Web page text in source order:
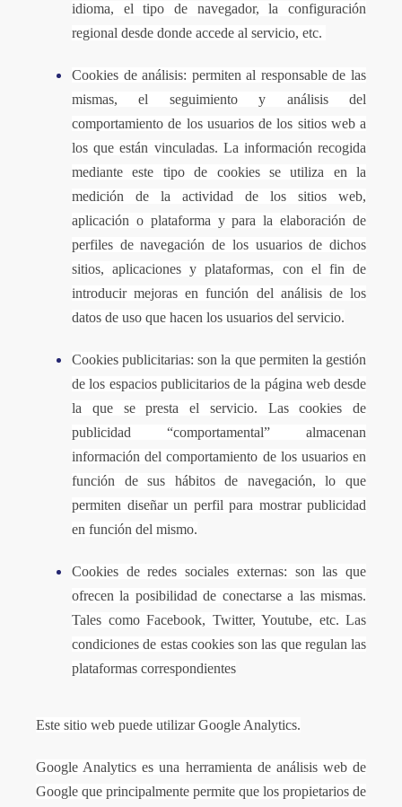
idioma, el tipo de navegador, la configuración
regional desde donde accede al servicio, etc.
Cookies de análisis: permiten al responsable de las
mismas, el seguimiento y análisis del
comportamiento de los usuarios de los sitios web a
los que están vinculadas. La información recogida
mediante este tipo de cookies se utiliza en la
medición de la actividad de los sitios web,
aplicación o plataforma y para la elaboración de
perfiles de navegación de los usuarios de dichos
sitios, aplicaciones y plataformas, con el fin de
introducir mejoras en función del análisis de los
datos de uso que hacen los usuarios del servicio.
Cookies publicitarias: son la que permiten la gestión
de los espacios publicitarios de la página web desde
la que se presta el servicio. Las cookies de
publicidad “comportamental” almacenan
información del comportamiento de los usuarios en
función de sus hábitos de navegación, lo que
permiten diseñar un perfil para mostrar publicidad
en función del mismo.
Cookies de redes sociales externas: son las que
ofrecen la posibilidad de conectarse a las mismas.
Tales como Facebook, Twitter, Youtube, etc. Las
condiciones de estas cookies son las que regulan las
plataformas correspondientes
Este sitio web puede utilizar Google Analytics.
Google Analytics es una herramienta de análisis web de
Google que principalmente permite que los propietarios de